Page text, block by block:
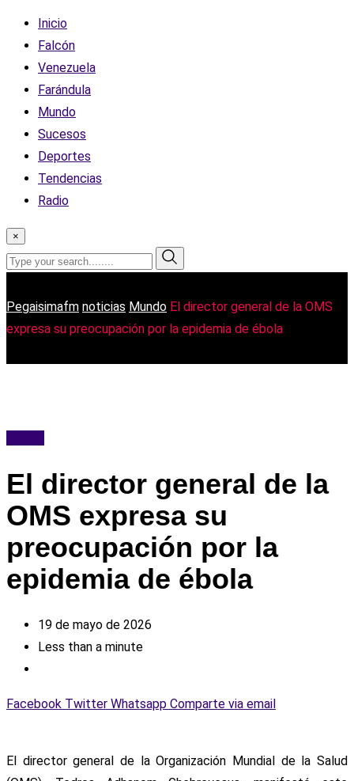
Inicio
Falcón
Venezuela
Farándula
Mundo
Sucesos
Deportes
Tendencias
Radio
×
Pegaisimafm noticias Mundo El director general de la OMS
expresa su preocupación por la epidemia de ébola
El director general de la
OMS expresa su
preocupación por la
epidemia de ébola
19 de mayo de 2026
Less than a minute
Facebook Twitter Whatsapp Comparte via email
El director general de la Organización Mundial de la Salud